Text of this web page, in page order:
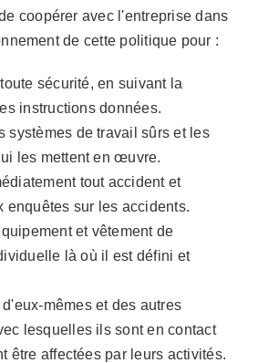
coopérer avec l'entreprise dans
de cette politique pour :
sécurité, en suivant la
instructions données.
systèmes de travail sûrs et les
les mettent en œuvre.
tout accident et
enquêtes sur les accidents.
et vêtement de
là où il est défini et
mêmes et des autres
lesquelles ils sont en contact
être affectées par leurs activités.